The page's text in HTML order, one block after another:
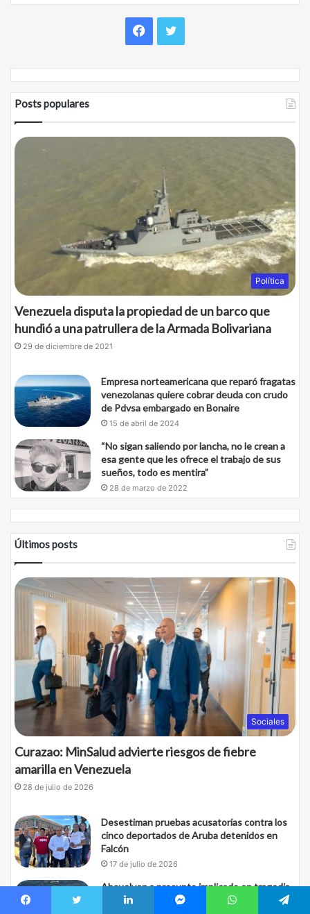
Facebook
Twitter
Posts populares
Política
Venezuela disputa la propiedad de un barco que
hundió a una patrullera de la Armada Bolivariana
29 de diciembre de 2021
Empresa norteamericana que reparó fragatas
venezolanas quiere cobrar deuda con crudo
de Pdvsa embargado en Bonaire
15 de abril de 2024
“No sigan saliendo por lancha, no le crean a
esa gente que les ofrece el trabajo de sus
sueños, todo es mentira”
28 de marzo de 2022
Últimos posts
Sociales
Curazao: MinSalud advierte riesgos de fiebre
amarilla en Venezuela
28 de julio de 2026
Desestiman pruebas acusatorias contra los
cinco deportados de Aruba detenidos en
Falcón
17 de julio de 2026
Absuelven a presunto implicado en tragedia
marítima que dejó 15 migrantes venezolanos